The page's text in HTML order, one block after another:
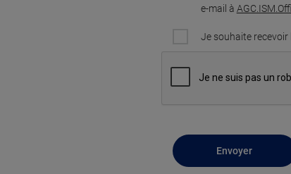
e-mail à
Je souhaite recevoir